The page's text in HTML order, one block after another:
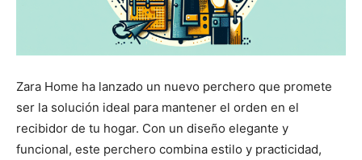
Zara Home ha lanzado un nuevo perchero que promete
ser la solución ideal para mantener el orden en el
recibidor de tu hogar. Con un diseño elegante y
funcional, este perchero combina estilo y practicidad,